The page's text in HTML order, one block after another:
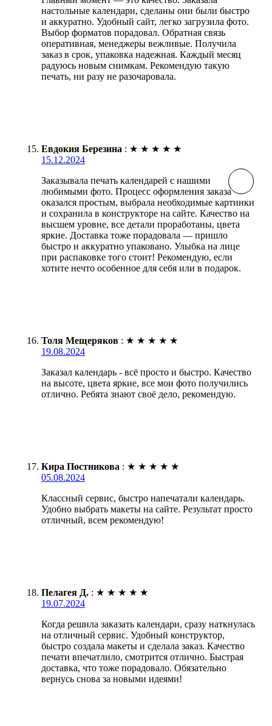
настольные календари, сделаны они были быстро
и аккуратно. Удобный сайт, легко загрузила фото.
Выбор форматов порадовал. Обратная связь
оперативная, менеджеры вежливые. Получила
заказ в срок, упаковка надежная. Каждый месяц
радуюсь новым снимкам. Рекомендую такую
печать, ни разу не разочаровала.
Евдокия Березина : ★ ★ ★ ★ ★
15.12.2024
Заказывала печать календарей с нашими
любимыми фото. Процесс оформления заказа
оказался простым, выбрала необходимые картинки
и сохранила в конструкторе на сайте. Качество на
высшем уровне, все детали проработаны, цвета
яркие. Доставка тоже порадовала — пришло
быстро и аккуратно упаковано. Улыбка на лице
при распаковке того стоит! Рекомендую, если
хотите нечто особенное для себя или в подарок.
Толя Мещеряков : ★ ★ ★ ★ ★
19.08.2024
Заказал календарь - всё просто и быстро. Качество
на высоте, цвета яркие, все мои фото получились
отлично. Ребята знают своё дело, рекомендую.
Кира Постникова : ★ ★ ★ ★ ★
05.08.2024
Классный сервис, быстро напечатали календарь.
Удобно выбрать макеты на сайте. Результат просто
отличный, всем рекомендую!
Пелагея Д. : ★ ★ ★ ★ ★
19.07.2024
Когда решила заказать календари, сразу наткнулась
на отличный сервис. Удобный конструктор,
быстро создала макеты и сделала заказ. Качество
печати впечатлило, смотрится отлично. Быстрая
доставка, что тоже порадовало. Обязательно
вернусь снова за новыми идеями!